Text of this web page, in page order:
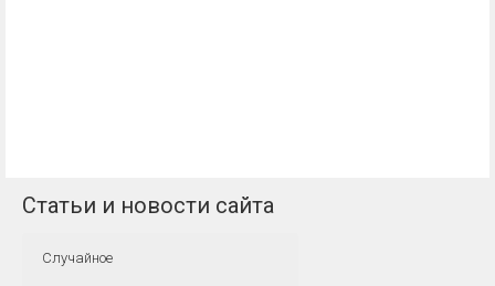
Статьи и новости сайта
Случайное